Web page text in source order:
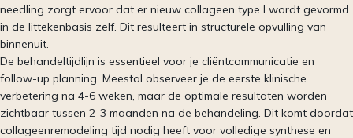
needling zorgt ervoor dat er nieuw collageen type I wordt gevormd
in de littekenbasis zelf. Dit resulteert in structurele opvulling van
binnenuit.
De behandeltijdlijn is essentieel voor je cliëntcommunicatie en
follow-up planning. Meestal observeer je de eerste klinische
verbetering na 4-6 weken, maar de optimale resultaten worden
zichtbaar tussen 2-3 maanden na de behandeling. Dit komt doordat
collageenremodeling tijd nodig heeft voor volledige synthese en